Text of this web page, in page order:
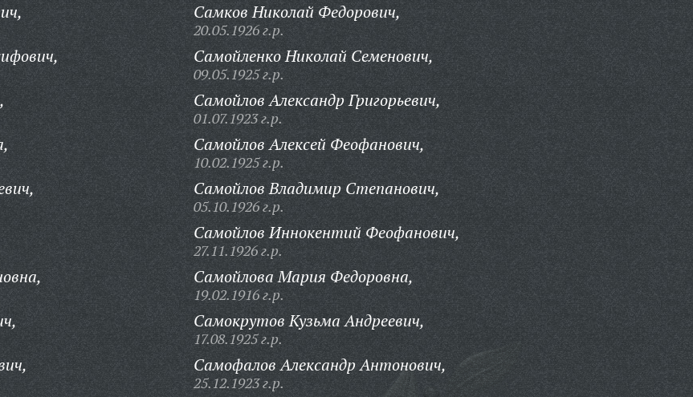
Самков Николай Федорович,
20.05.1926 г.р.
Самойленко Николай Семенович,
09.05.1925 г.р.
Самойлов Александр Григорьевич,
01.07.1923 г.р.
Самойлов Алексей Феофанович,
10.02.1925 г.р.
Самойлов Владимир Степанович,
05.10.1926 г.р.
Самойлов Иннокентий Феофанович,
27.11.1926 г.р.
Самойлова Мария Федоровна,
19.02.1916 г.р.
Самокрутов Кузьма Андреевич,
17.08.1925 г.р.
Самофалов Александр Антонович,
25.12.1923 г.р.